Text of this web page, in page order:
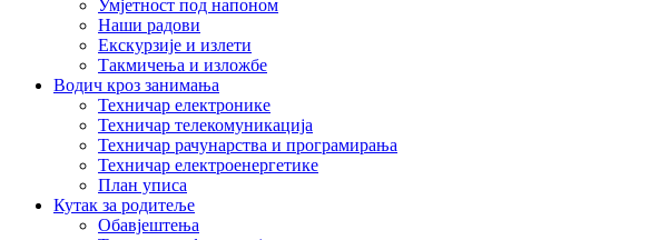
Умјетност под напоном
Наши радови
Екскурзије и излети
Такмичења и изложбе
Водич кроз занимања
Техничар електронике
Техничар телекомуникација
Техничар рачунарства и програмирања
Техничар електроенергетике
План уписа
Кутак за родитеље
Обавјештења